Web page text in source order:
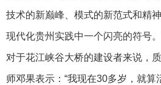
技术的新巅峰、模式的新范式和精
现代化贵州实践中一个闪亮的符号。
对于花江峡谷大桥的建设者来说，
师邓果表示：“我现在30多岁，就